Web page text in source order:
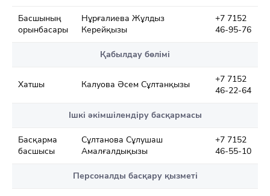
Басшының
орынбасары
Нұрғалиева Жұлдыз
Керейқызы
+7 7152
46-95-76
Қабылдау бөлімі
Хатшы Калуова Әсем Сұлтанқызы
+7 7152
46-22-64
Ішкі әкімшілендіру басқармасы
Басқарма
басшысы
Сұлтанова Сұлушаш
Амалғалдықызы
+7 7152
46-55-10
Персоналды басқару қызметі